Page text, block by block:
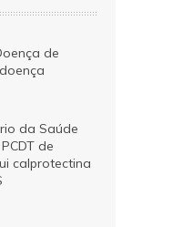
de
da Saúde
de
calprotectina